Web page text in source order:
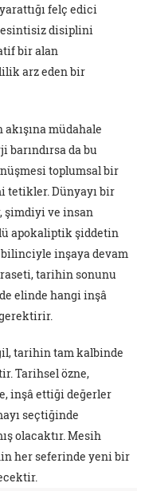
felç edici
disiplini
bir alan
arz eden bir
müdahale
da bu
toplumsal bir
Dünyayı bir
şimdiyi ve insan
apokaliptik şiddetin
inşaya devam
tarihin sonunu
elinde hangi inşâ
tarihin tam kalbinde
Tarihsel özne,
inşâ ettiği değerler
seçtiğinde
olacaktır. Mesih
her seferinde yeni bir